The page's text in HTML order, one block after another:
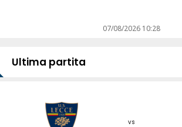
07/08/2026 10:28
Ultima partita
vs